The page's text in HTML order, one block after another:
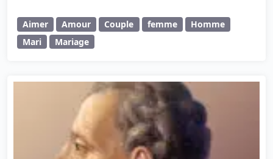
Aimer Amour Couple femme
Homme
Mari
Mariage